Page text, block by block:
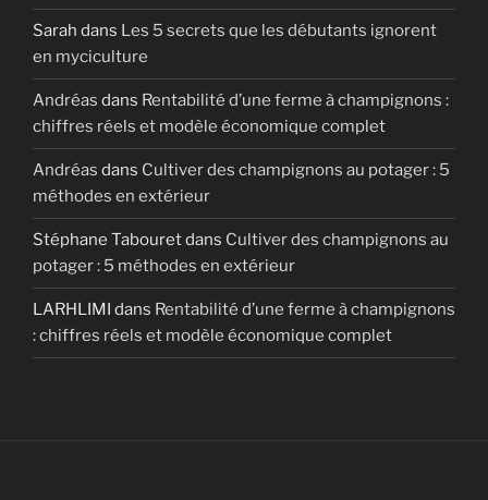
Sarah dans Les 5 secrets que les débutants ignorent
en myciculture
Andréas dans Rentabilité d’une ferme à champignons :
chiffres réels et modèle économique complet
Andréas dans Cultiver des champignons au potager : 5
méthodes en extérieur
Stéphane Tabouretdans Cultiver des champignons au
potager : 5 méthodes en extérieur
LARHLIMI dans Rentabilité d’une ferme à champignons
: chiffres réels et modèle économique complet